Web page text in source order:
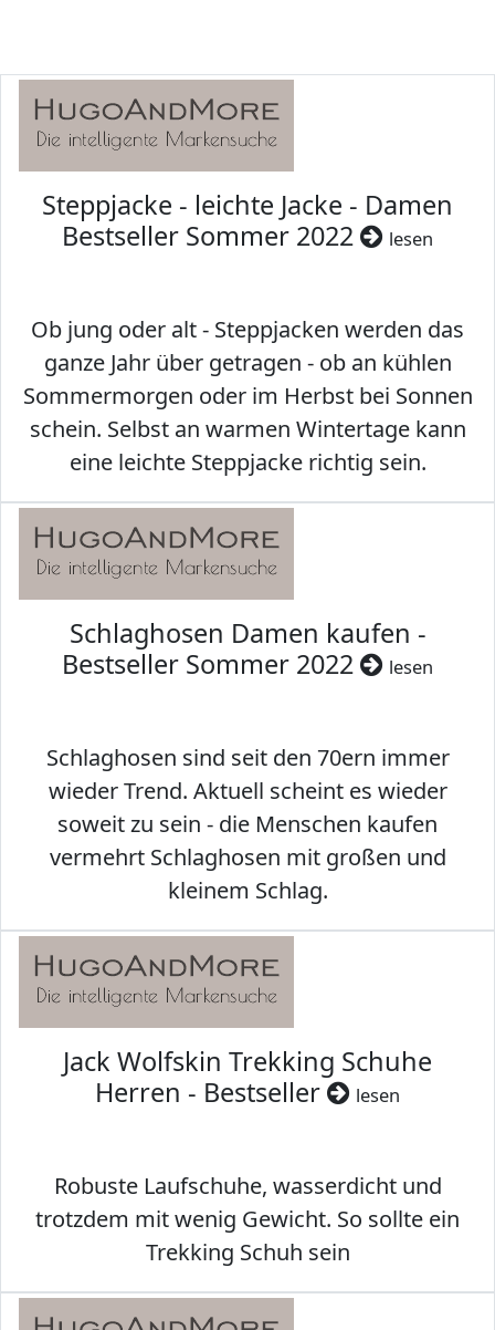
Steppjacke - leichte Jacke - Damen
Bestseller Sommer 2022
lesen
Ob jung oder alt - Steppjacken werden das
ganze Jahr über getragen - ob an kühlen
Sommermorgen oder im Herbst bei Sonnen
schein. Selbst an warmen Wintertage kann
eine leichte Steppjacke richtig sein.
Schlaghosen Damen kaufen -
Bestseller Sommer 2022
lesen
Schlaghosen sind seit den 70ern immer
wieder Trend. Aktuell scheint es wieder
soweit zu sein - die Menschen kaufen
vermehrt Schlaghosen mit großen und
kleinem Schlag.
Jack Wolfskin Trekking Schuhe
Herren - Bestseller
lesen
Robuste Laufschuhe, wasserdicht und
trotzdem mit wenig Gewicht. So sollte ein
Trekking Schuh sein